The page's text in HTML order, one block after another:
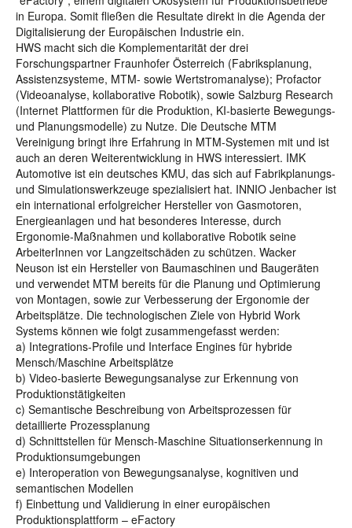
in Europa. Somit fließen die Resultate direkt in die Agenda der
Digitalisierung der Europäischen Industrie ein.
HWS macht sich die Komplementarität der drei
Forschungspartner Fraunhofer Österreich (Fabriksplanung,
Assistenzsysteme, MTM- sowie Wertstromanalyse); Profactor
(Videoanalyse, kollaborative Robotik), sowie Salzburg Research
(Internet Plattformen für die Produktion, KI-basierte Bewegungs-
und Planungsmodelle) zu Nutze. Die Deutsche MTM
Vereinigung bringt ihre Erfahrung in MTM-Systemen mit und ist
auch an deren Weiterentwicklung in HWS interessiert. IMK
Automotive ist ein deutsches KMU, das sich auf Fabrikplanungs-
und Simulationswerkzeuge spezialisiert hat. INNIO Jenbacher ist
ein international erfolgreicher Hersteller von Gasmotoren,
Energieanlagen und hat besonderes Interesse, durch
Ergonomie-Maßnahmen und kollaborative Robotik seine
ArbeiterInnen vor Langzeitschäden zu schützen. Wacker
Neuson ist ein Hersteller von Baumaschinen und Baugeräten
und verwendet MTM bereits für die Planung und Optimierung
von Montagen, sowie zur Verbesserung der Ergonomie der
Arbeitsplätze. Die technologischen Ziele von Hybrid Work
Systems können wie folgt zusammengefasst werden:
a) Integrations-Profile und Interface Engines für hybride
Mensch/Maschine Arbeitsplätze
b) Video-basierte Bewegungsanalyse zur Erkennung von
Produktionstätigkeiten
c) Semantische Beschreibung von Arbeitsprozessen für
detaillierte Prozessplanung
d) Schnittstellen für Mensch-Maschine Situationserkennung in
Produktionsumgebungen
e) Interoperation von Bewegungsanalyse, kognitiven und
semantischen Modellen
f) Einbettung und Validierung in einer europäischen
Produktionsplattform – eFactory